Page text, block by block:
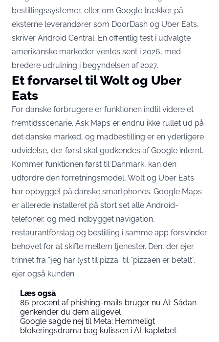
bestillingssystemer, eller om Google trækker på
eksterne leverandører som DoorDash og Uber Eats,
skriver Android Central. En offentlig test i udvalgte
amerikanske markeder ventes sent i 2026, med
bredere udrulning i begyndelsen af 2027.
Et forvarsel til Wolt og Uber
Eats
For danske forbrugere er funktionen indtil videre et
fremtidsscenarie. Ask Maps er endnu ikke rullet ud på
det danske marked, og madbestilling er en yderligere
udvidelse, der først skal godkendes af Google internt.
Kommer funktionen først til Danmark, kan den
udfordre den forretningsmodel, Wolt og Uber Eats
har opbygget på danske smartphones. Google Maps
er allerede installeret på stort set alle Android-
telefoner, og med indbygget navigation,
restaurantforslag og bestilling i samme app forsvinder
behovet for at skifte mellem tjenester. Den, der ejer
trinnet fra “jeg har lyst til pizza” til “pizzaen er betalt”,
ejer også kunden.
Læs også
86 procent af phishing-mails bruger nu AI: Sådan
genkender du dem alligevel
Google sagde nej til Meta: Hemmeligt
blokeringsdrama bag kulissen i AI-kapløbet